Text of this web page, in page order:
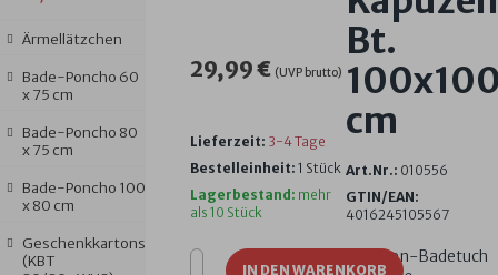
Ärmellätzchen
Bade-Poncho 60
x 75 cm
Bade-Poncho 80
x 75 cm
Bade-Poncho 100
x 80 cm
Geschenkkartons
(KBT
Bt.
cm
Art.Nr.: 010556
GTIN/EAN:
4016245105567
Kapuzen-Badetuch
29,99 € (UVP brutto)
Lieferzeit: 3-4 Tage
Bestelleinheit: 1 Stück
Lagerbestand: mehr
als 10 Stück
IN DEN WARENKORB